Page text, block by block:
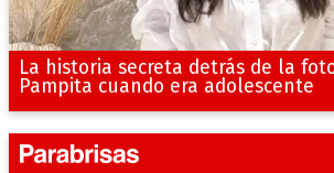
La historia secreta detrás de la
Pampita cuando era adolescente